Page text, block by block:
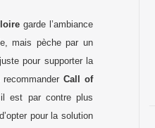
garde l’ambiance
mais pèche par un
pour supporter la
recommanderCall of
est par contre plus
pour la solution